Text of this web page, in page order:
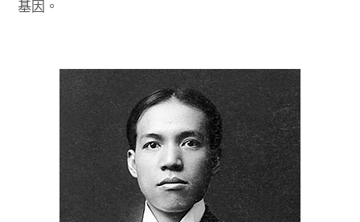
基因。